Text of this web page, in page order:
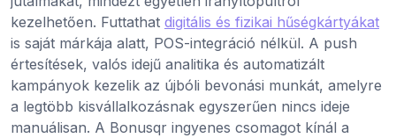
kezelhetően. Futtathat digitális és fizikai hűségkártyákat
is saját márkája alatt, POS-integráció nélkül. A push
értesítések, valós idejű analitika és automatizált
kampányok kezelik az újbóli bevonási munkát, amelyre
a legtöbb kisvállalkozásnak egyszerűen nincs ideje
manuálisan. A Bonusqr ingyenes csomagot kínál a